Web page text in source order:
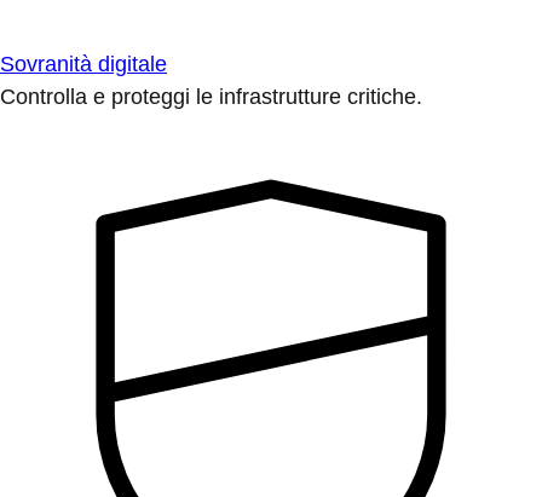
Sovranità digitale
Controlla e proteggi le infrastrutture critiche.